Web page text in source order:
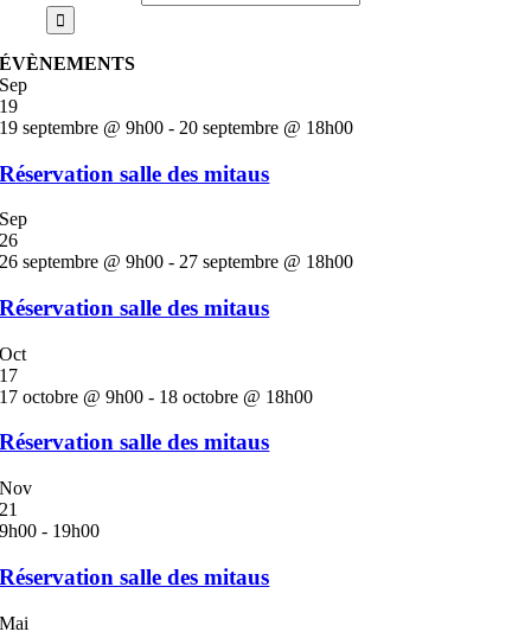
ÉVÈNEMENTS
Sep
19
19 septembre @ 9h00 - 20 septembre @ 18h00
Réservation salle des mitaus
Sep
26
26 septembre @ 9h00 - 27 septembre @ 18h00
Réservation salle des mitaus
Oct
17
17 octobre @ 9h00 - 18 octobre @ 18h00
Réservation salle des mitaus
Nov
21
9h00 - 19h00
Réservation salle des mitaus
Mai